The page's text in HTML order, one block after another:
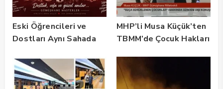
Eski Öğrencileri ve
Dostları Aynı Sahada
Unutulmadı
MHP’li Musa Küçük’ten
TBMM’de Çocuk Hakları
Vurgusu